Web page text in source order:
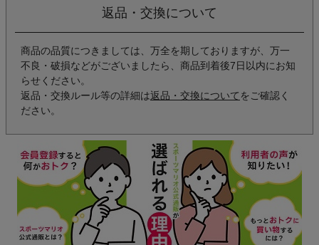
返品・交換について
商品の品質につきましては、万全を期しておりますが、万一
不良・破損などがございましたら、商品到着後7日以内にお知
らせください。
返品・交換ルール等の詳細は返品・交換について をご確認く
ださい。